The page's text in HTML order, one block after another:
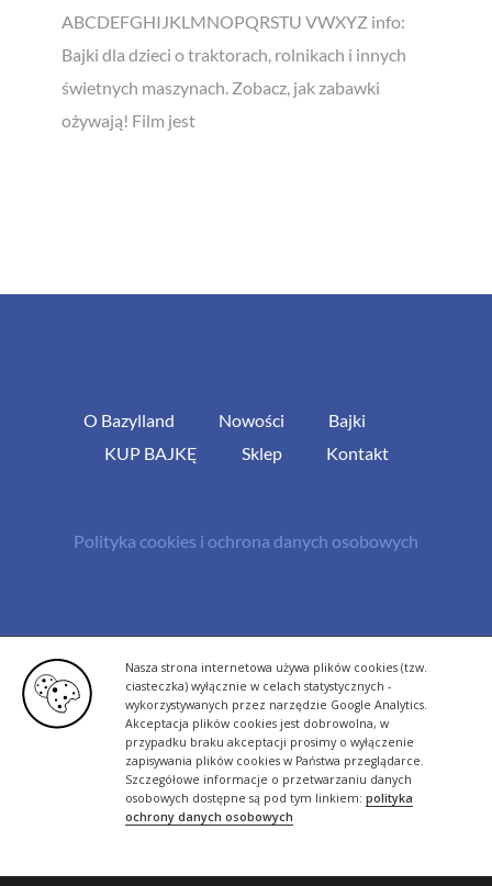
Nasza strona internetowa używa plików cookies (tzw.
ciasteczka) wyłącznie w celach statystycznych -
wykorzystywanych przez narzędzie Google Analytics.
Akceptacja plików cookies jest dobrowolna, w
przypadku braku akceptacji prosimy o wyłączenie
zapisywania plików cookies w Państwa przeglądarce.
Szczegółowe informacje o przetwarzaniu danych
osobowych dostępne są pod tym linkiem: polityka
ochrony danych osobowych
ABCDEFGHIJKLMNOPQRSTU VWXYZ info:
Bajki dla dzieci o traktorach, rolnikach i innych
świetnych maszynach. Zobacz, jak zabawki
ożywają! Film jest
O Bazylland Nowości
Bajki
KUP BAJKĘ
Sklep Kontakt
Polityka cookies i ochrona danych osobowych
rutyna.pl - tworzenie stron www